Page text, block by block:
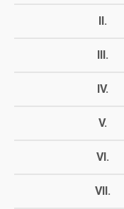
II.
III.
IV.
V.
VI.
VII.